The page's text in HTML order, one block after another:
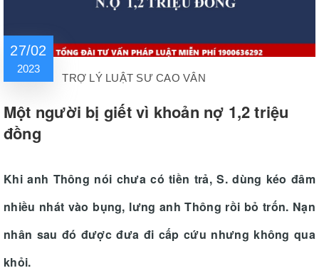
27/02
2023
TRỢ LÝ LUẬT SƯ CAO VÂN
Một người bị giết vì khoản nợ 1,2 triệu
đồng
Khi anh Thông nói chưa có tiền trả, S. dùng kéo đâm
nhiều nhát vào bụng, lưng anh Thông rồi bỏ trốn. Nạn
nhân sau đó được đưa đi cấp cứu nhưng không qua
khỏi.